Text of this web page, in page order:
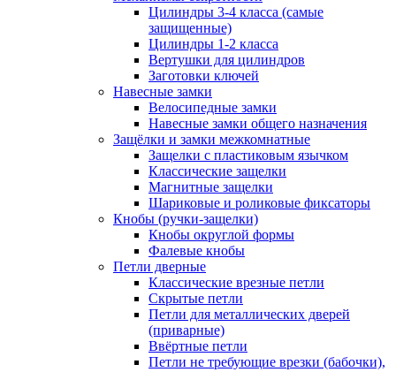
Цилиндры 3-4 класса (самые
защищенные)
Цилиндры 1-2 класса
Вертушки для цилиндров
Заготовки ключей
Навесные замки
Велосипедные замки
Навесные замки общего назначения
Защёлки и замки межкомнатные
Защелки с пластиковым язычком
Классические защелки
Магнитные защелки
Шариковые и роликовые фиксаторы
Кнобы (ручки-защелки)
Кнобы округлой формы
Фалевые кнобы
Петли дверные
Классические врезные петли
Скрытые петли
Петли для металлических дверей
(приварные)
Ввёртные петли
Петли не требующие врезки (бабочки),